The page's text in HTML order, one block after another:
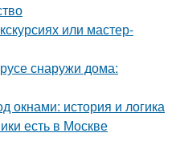
или мастер-
снаружи дома:
окнами: история и логика
есть в Москве